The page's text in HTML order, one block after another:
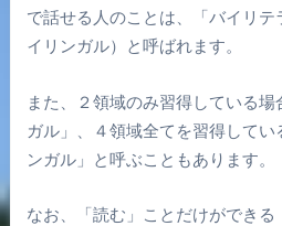
で話せる人のことは、「バイリ
イリンガル）と呼ばれます。
また、２領域のみ習得している
ガル」、４領域全てを習得してい
ンガル」と呼ぶこともあります。
なお、「読む」ことだけができ